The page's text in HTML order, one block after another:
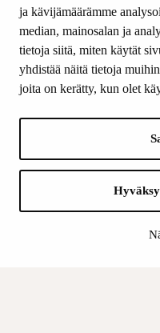
ja kävijämäärämme
median, mainosalan ja
tietoja siitä, miten käytät
yhdistää näitä tietoja
joita on kerätty, kun olet
SEURAA MEITÄ
Facebook
Instagram
LinkedIn
Suomen Kulttuurirahasto: